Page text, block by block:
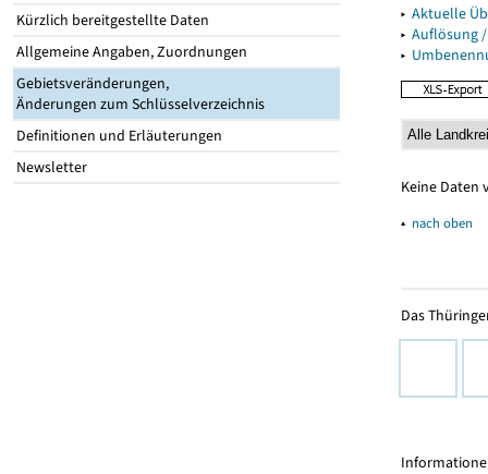
Kürzlich bereitgestellte Daten
Allgemeine Angaben, Zuordnungen
Gebietsveränderungen,
Änderungen zum Schlüsselverzeichnis
Definitionen und Erläuterungen
Newsletter
▸ Aktuelle
▸ Auflösung
▸
Keine Daten
▴ nach oben
Das